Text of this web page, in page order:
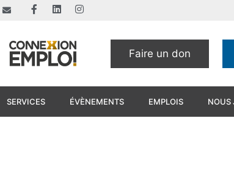
Faire un don
SERVICES ÉVÈNEMENTS EMPLOIS NOUS